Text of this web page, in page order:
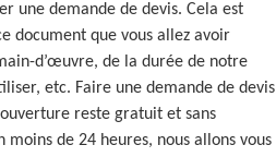
une demande de devis. Cela est
document que vous allez avoir
d’œuvre, de la durée de notre
etc. Faire une demande de devis
reste gratuit et sans
de 24 heures, nous allons vous